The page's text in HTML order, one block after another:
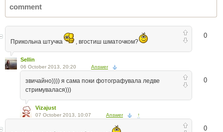
0
Прикольна штучка , вгостиш шматочком?
Sellin
06 October 2013, 20:20 Answer
0
звичайно)))) я сама поки фотографувала ледве
стримувалася)))
Vizajust
07 October 2013, 10:07 Answer ↑
0